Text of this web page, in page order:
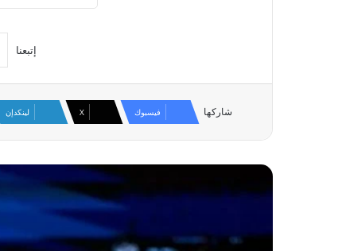
إتبعنا
شاركها فيسبوك ‫X لينكدإن